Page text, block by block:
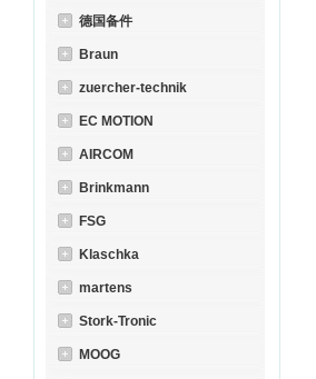
德国备件
Braun
zuercher-technik
EC MOTION
AIRCOM
Brinkmann
FSG
Klaschka
martens
Stork-Tronic
MOOG